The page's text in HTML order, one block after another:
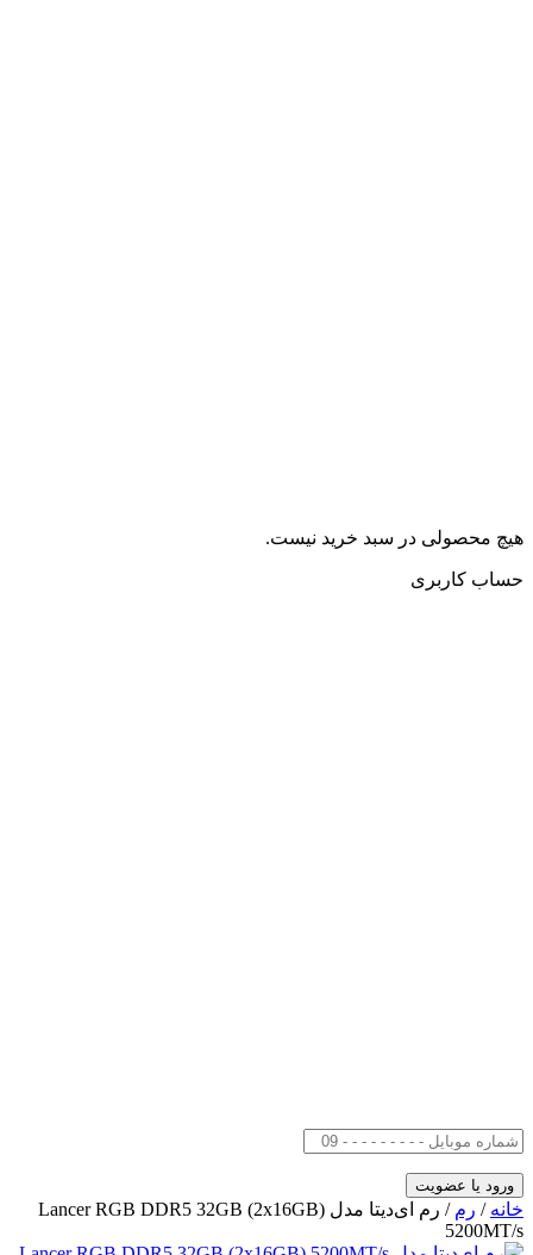
هیچ محصولی در سبد خرید نیست.
حساب کاربری
خانه / رم
/ رم ای‌دیتا مدل Lancer RGB DDR5 32GB (2x16GB)
5200MT/s